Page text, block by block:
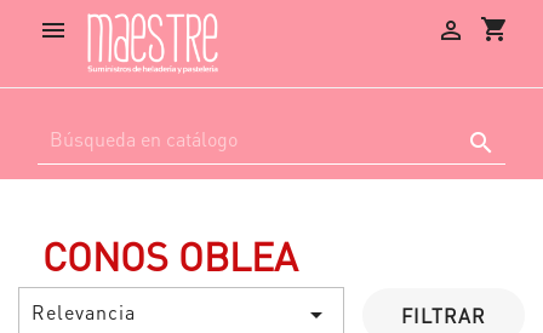
 shopping_cart


CONOS OBLEA
Relevancia  FILTRAR